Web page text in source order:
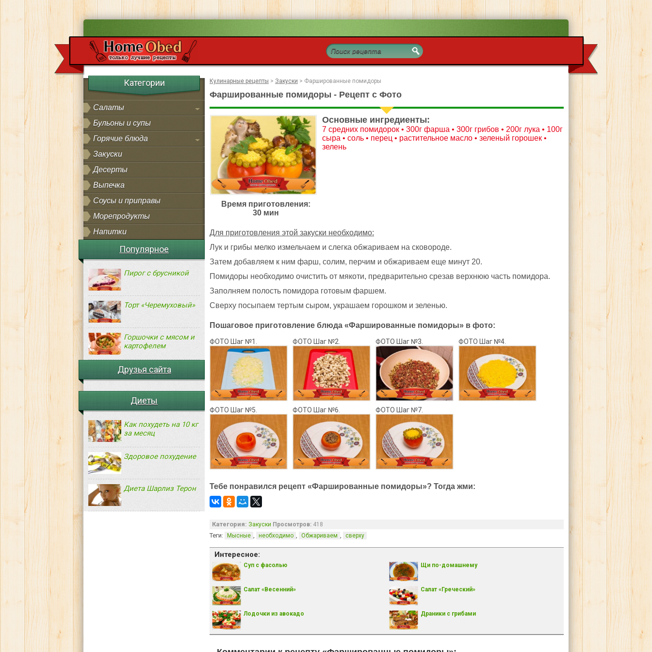
Категории
Салаты
Бульоны и супы
Горячие блюда
Закуски
Десерты
Выпечка
Соусы и приправы
Морепродукты
Напитки
Популярное
Пирог с брусникой
Торт «Черемуховый»
Горшочки с мясом и
картофелем
Друзья сайта
Диеты
Как похудеть на 10 кг
за месяц
Здоровое похудение
Диета Шарлиз Терон
Кулинарные рецепты > Закуски > Фаршированные помидоры
Фаршированные помидоры - Рецепт с Фото
Время приготовления:
30 мин
Основные ингредиенты:
7 средних помидорок • 300г фарша • 300г грибов • 200г лука • 100г
сыра • соль • перец • растительное масло • зеленый горошек •
зелень
Для приготовления этой закуски необходимо:
Лук и грибы мелко измельчаем и слегка обжариваем на сковороде.
Затем добавляем к ним фарш, солим, перчим и обжариваем еще минут 20.
Помидоры необходимо очистить от мякоти, предварительно срезав верхнюю часть помидора.
Заполняем полость помидора готовым фаршем.
Сверху посыпаем тертым сыром, украшаем горошком и зеленью.
Пошаговое приготовление блюда «Фаршированные помидоры» в фото:
ФОТО Шаг №1. ФОТО Шаг №2. ФОТО Шаг №3. ФОТО Шаг №4.
ФОТО Шаг №5. ФОТО Шаг №6. ФОТО Шаг №7.
Тебе понравился рецепт «Фаршированные помидоры»? Тогда жми:
Категория: Закуски Просмотров: 418
Теги: Мысные , необходимо , Обжариваем , сверху
Интересное:
Суп с фасолью Щи по-домашнему
Салат «Весенний» Салат «Греческий»
Лодочки из авокадо Драники с грибами